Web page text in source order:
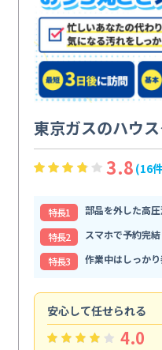
東京ガスのハウ
3.8 (16
特⻑1
特⻑2
特⻑3
安心して任せられる
4.0